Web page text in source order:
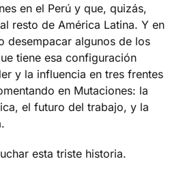
en el Perú y que, quizás,
resto de América Latina. Y en
desempacar algunos de los
tiene esa configuración
y la influencia en tres frentes
en Mutaciones: la
el futuro del trabajo, y la
esta triste historia.